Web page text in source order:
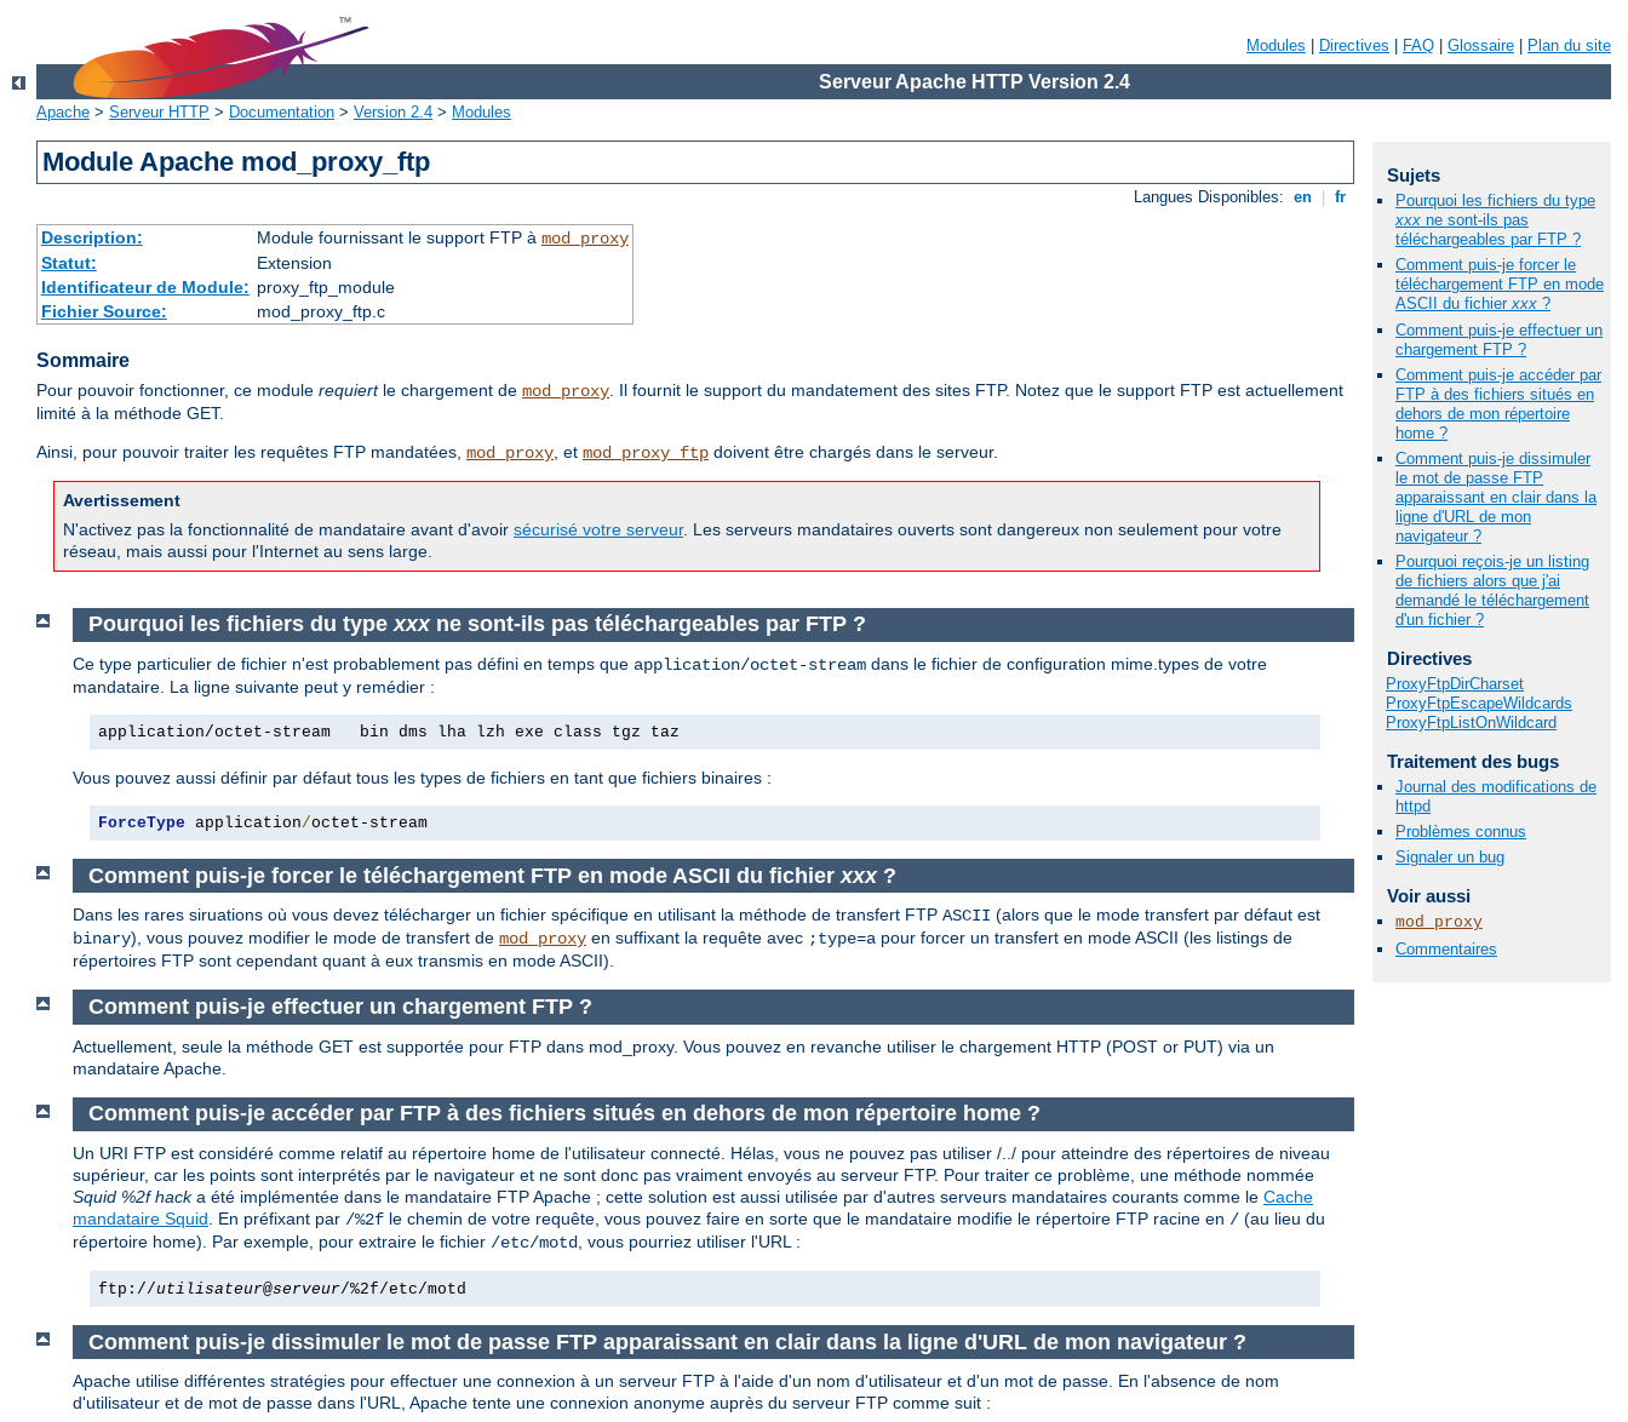
Modules Directives FAQ Glossaire Plan du site
Serveur Apache HTTP Version 2.4
Apache > Serveur HTTP > Documentation > Version 2.4 > Modules
Module Apache mod_proxy_ftp
Langues Disponibles: en fr
Description: Module fournissant le support FTP à mod_proxy
Statut:
Extension
Identificateur de Module: proxy_ftp_module
Fichier Source:
mod_proxy_ftp.c
Sommaire
Pour pouvoir fonctionner, ce module requiertle chargement de mod_proxy. Il fournit le support du mandatement des sites FTP. Notez que le support FTP est actuellement
limité à la méthode GET.
Ainsi, pour pouvoir traiter les requêtes FTP mandatées, mod_proxy, et mod_proxy_ftp doivent être chargés dans le serveur.
Avertissement
N'activez pas la fonctionnalité de mandataire avant d'avoir sécurisé votre serveur. Les serveurs mandataires ouverts sont dangereux non seulement pour votre
réseau, mais aussi pour l'Internet au sens large.
Sujets
Pourquoi les fichiers du type
xxx ne sont-ils pas
téléchargeables par FTP ?
Comment puis-je forcer le
téléchargement FTP en mode
ASCII du fichierxxx ?
Comment puis-je effectuer un
chargement FTP ?
Comment puis-je accéder par
FTP à des fichiers situés en
dehors de mon répertoire
home ?
Comment puis-je dissimuler
le mot de passe FTP
apparaissant en clair dans la
ligne d'URL de mon
navigateur ?
Pourquoi reçois-je un listing
de fichiers alors que j'ai
demandé le téléchargement
d'un fichier ?
Directives
ProxyFtpDirCharset
ProxyFtpEscapeWildcards
ProxyFtpListOnWildcard
Traitement des bugs
Journal des modifications de
httpd
Problèmes connus
Signaler un bug
Voir aussi
mod_proxy
Commentaires
Pourquoi les fichiers du typexxxne sont-ils pas téléchargeables par FTP ?
Ce type particulier de fichier n'est probablement pas défini en temps que application/octet-stream dans le fichier de configuration mime.types de votre
mandataire. La ligne suivante peut y remédier :
application/octet-stream   bin dms lha lzh exe class tgz taz
Vous pouvez aussi définir par défaut tous les types de fichiers en tant que fichiers binaires :
ForceType application/octet-stream
Comment puis-je forcer le téléchargement FTP en mode ASCII du fichier xxx?
Dans les rares siruations où vous devez télécharger un fichier spécifique en utilisant la méthode de transfert FTP ASCII (alors que le mode transfert par défaut est
binary), vous pouvez modifier le mode de transfert de mod_proxy en suffixant la requête avec ;type=a pour forcer un transfert en mode ASCII (les listings de
répertoires FTP sont cependant quant à eux transmis en mode ASCII).
Comment puis-je effectuer un chargement FTP ?
Actuellement, seule la méthode GET est supportée pour FTP dans mod_proxy. Vous pouvez en revanche utiliser le chargement HTTP (POST or PUT) via un
mandataire Apache.
Comment puis-je accéder par FTP à des fichiers situés en dehors de mon répertoire home ?
Un URI FTP est considéré comme relatif au répertoire home de l'utilisateur connecté. Hélas, vous ne pouvez pas utiliser /../ pour atteindre des répertoires de niveau
supérieur, car les points sont interprétés par le navigateur et ne sont donc pas vraiment envoyés au serveur FTP. Pour traiter ce problème, une méthode nommée
Squid %2f hacka été implémentée dans le mandataire FTP Apache ; cette solution est aussi utilisée par d'autres serveurs mandataires courants comme le Cache
mandataire Squid . En préfixant par /%2f le chemin de votre requête, vous pouvez faire en sorte que le mandataire modifie le répertoire FTP racine en / (au lieu du
répertoire home). Par exemple, pour extraire le fichier /etc/motd , vous pourriez utiliser l'URL :
ftp://utilisateur@serveur/%2f/etc/motd
Comment puis-je dissimuler le mot de passe FTP apparaissant en clair dans la ligne d'URL de mon navigateur ?
Apache utilise différentes stratégies pour effectuer une connexion à un serveur FTP à l'aide d'un nom d'utilisateur et d'un mot de passe. En l'absence de nom
d'utilisateur et de mot de passe dans l'URL, Apache tente une connexion anonyme auprès du serveur FTP comme suit :